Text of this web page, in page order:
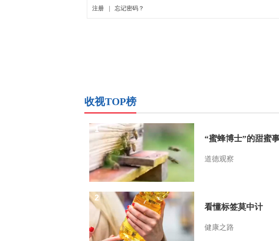
收视TOP榜
“蜜蜂博士”的甜蜜
道德观察
1
看懂标签莫中计
健康之路
2